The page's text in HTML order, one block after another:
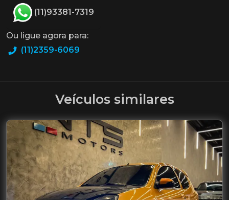
(11)93381-7319
Ou ligue agora para:
(11)2359-6069
Veículos similares